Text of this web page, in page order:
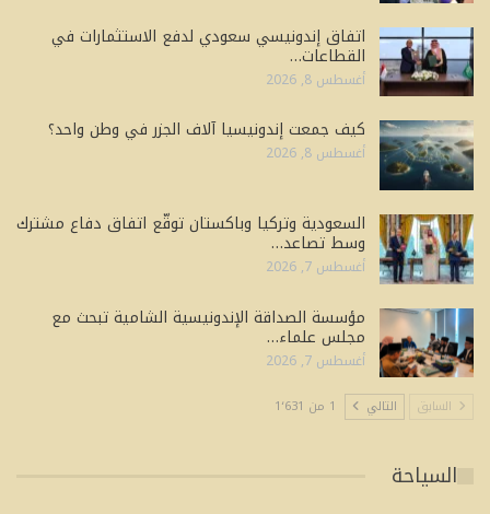
اتفاق إندونيسي سعودي لدفع الاستثمارات في
القطاعات…
أغسطس 8, 2026
كيف جمعت إندونيسيا آلاف الجزر في وطن واحد؟
أغسطس 8, 2026
السعودية وتركيا وباكستان توقّع اتفاق دفاع مشترك
وسط تصاعد…
أغسطس 7, 2026
مؤسسة الصداقة الإندونيسية الشامية تبحث مع
مجلس علماء…
أغسطس 7, 2026
السابق التالي 1 من 1٬631
السياحة